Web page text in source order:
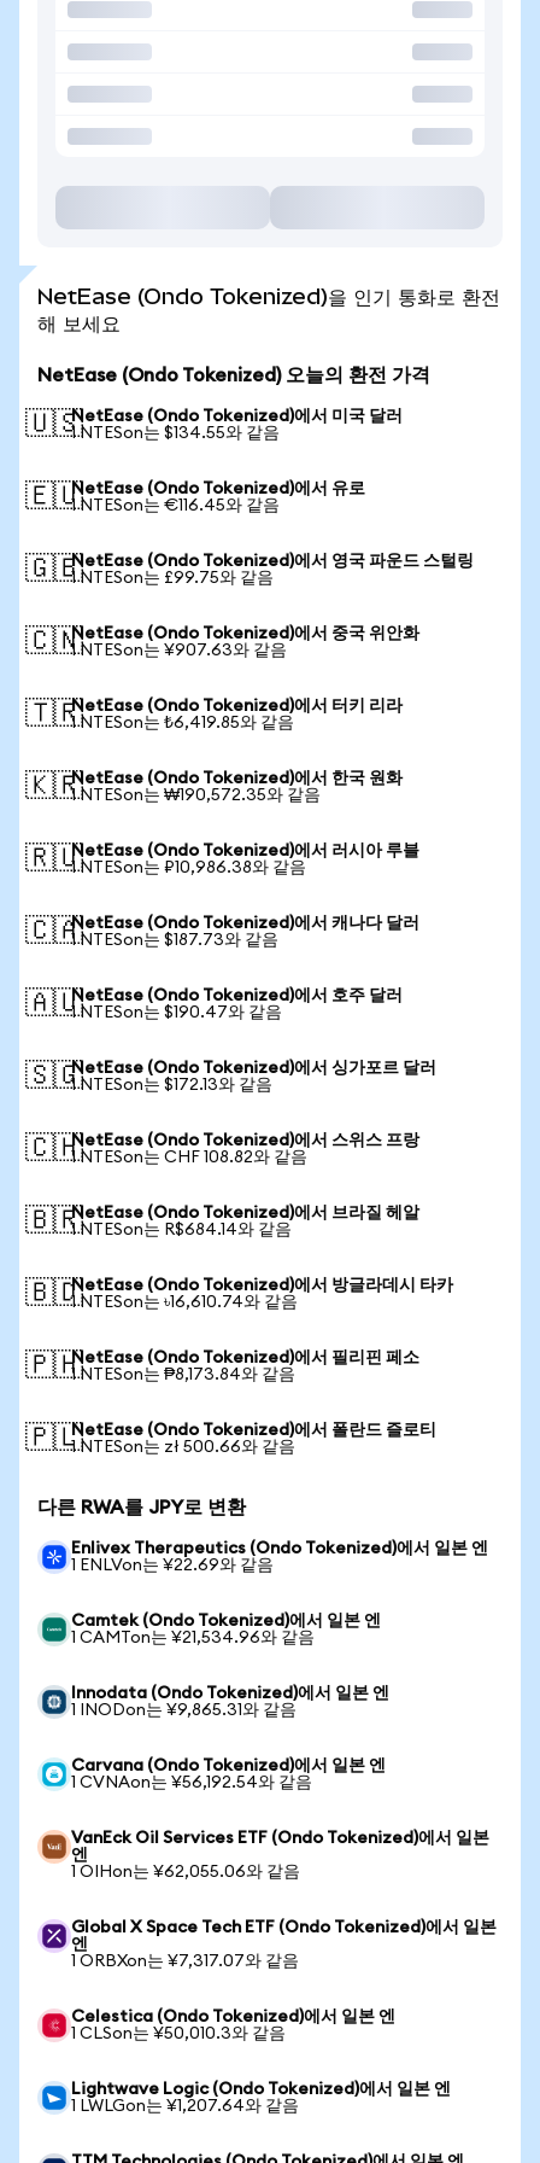
NetEase (Ondo Tokenized)을 인기 통화로 환전
해 보세요
NetEase (Ondo Tokenized) 오늘의 환전 가격
🇺🇸NetEase (Ondo Tokenized)에서 미국 달러
1 NTESon는 $134.55와 같음
🇪🇺NetEase (Ondo Tokenized)에서 유로
1 NTESon는 €116.45와 같음
🇬🇧NetEase (Ondo Tokenized)에서 영국 파운드 스털링
1 NTESon는 £99.75와 같음
🇨🇳NetEase (Ondo Tokenized)에서 중국 위안화
1 NTESon는 ¥907.63와 같음
🇹🇷NetEase (Ondo Tokenized)에서 터키 리라
1 NTESon는 ₺6,419.85와 같음
🇰🇷NetEase (Ondo Tokenized)에서 한국 원화
1 NTESon는 ₩190,572.35와 같음
🇷🇺NetEase (Ondo Tokenized)에서 러시아 루블
1 NTESon는 ₽10,986.38와 같음
🇨🇦NetEase (Ondo Tokenized)에서 캐나다 달러
1 NTESon는 $187.73와 같음
🇦🇺NetEase (Ondo Tokenized)에서 호주 달러
1 NTESon는 $190.47와 같음
🇸🇬NetEase (Ondo Tokenized)에서 싱가포르 달러
1 NTESon는 $172.13와 같음
🇨🇭NetEase (Ondo Tokenized)에서 스위스 프랑
1 NTESon는 CHF 108.82와 같음
🇧🇷NetEase (Ondo Tokenized)에서 브라질 헤알
1 NTESon는 R$684.14와 같음
🇧🇩NetEase (Ondo Tokenized)에서 방글라데시 타카
1 NTESon는 ৳16,610.74와 같음
🇵🇭NetEase (Ondo Tokenized)에서 필리핀 페소
1 NTESon는 ₱8,173.84와 같음
🇵🇱NetEase (Ondo Tokenized)에서 폴란드 즐로티
1 NTESon는 zł 500.66와 같음
다른 RWA를 JPY로 변환
Enlivex Therapeutics (Ondo Tokenized)에서 일본 엔
1 ENLVon는 ¥22.69와 같음
Camtek (Ondo Tokenized)에서 일본 엔
1 CAMTon는 ¥21,534.96와 같음
Innodata (Ondo Tokenized)에서 일본 엔
1 INODon는 ¥9,865.31와 같음
Carvana (Ondo Tokenized)에서 일본 엔
1 CVNAon는 ¥56,192.54와 같음
VanEck Oil Services ETF (Ondo Tokenized)에서 일본
엔
1 OIHon는 ¥62,055.06와 같음
Global X Space Tech ETF (Ondo Tokenized)에서 일본
엔
1 ORBXon는 ¥7,317.07와 같음
Celestica (Ondo Tokenized)에서 일본 엔
1 CLSon는 ¥50,010.3와 같음
Lightwave Logic (Ondo Tokenized)에서 일본 엔
1 LWLGon는 ¥1,207.64와 같음